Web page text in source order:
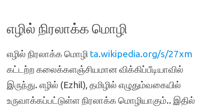
எழில் நிரலாக்க மொழி
எழில் நிரலாக்க மொழி ta.wikipedia.org/s/27xm
கட்டற்ற கலைக்களஞ்சியமான விக்கிப்பீடியாவில்
இருந்து. எழில் (Ezhil), தமிழில் எழுதும்வகையில்
உருவாக்கப்பட்டுள்ள நிரலாக்க மொழியாகும்.. இதில்